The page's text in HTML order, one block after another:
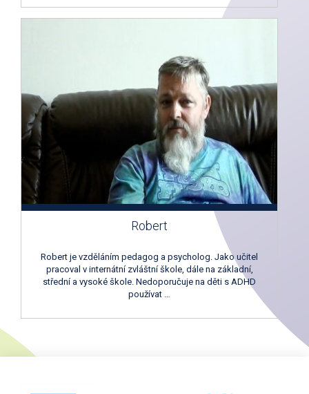
Robert
Robert je vzděláním pedagog a psycholog. Jako učitel
pracoval v internátní zvláštní škole, dále na základní,
střední a vysoké škole. Nedoporučuje na děti s ADHD
používat …